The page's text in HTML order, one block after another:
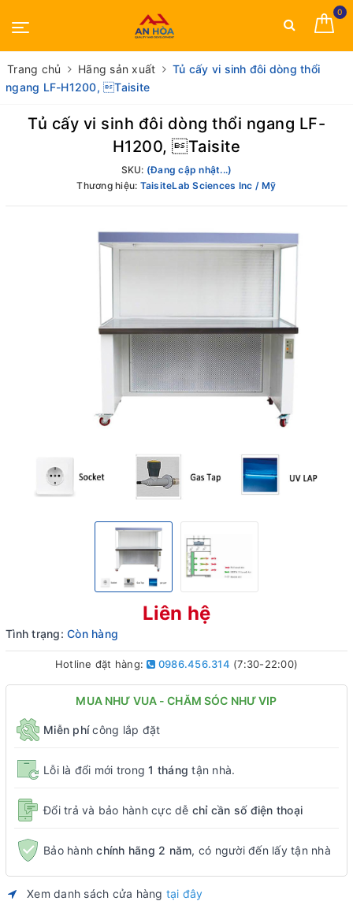
0
Trang chủ Hãng sản xuất
Tủ cấy vi sinh đôi dòng thổi
ngang LF-H1200, Taisite
Tủ cấy vi sinh đôi dòng thổi ngang LF-
H1200, Taisite
SKU: (Đang cập nhật...)
Thương hiệu: TaisiteLab Sciences Inc / Mỹ
Liên hệ
Tình trạng: Còn hàng
Hotline đặt hàng: 0986.456.314 (7:30-22:00)
MUA NHƯ VUA - CHĂM SÓC NHƯ VIP
Miễn phícông lắp đặt
Lỗi là đổi mới trong1 tháng tận nhà.
Đổi trả và bảo hành cực dễ chỉ cần số điện thoại
Bảo hànhchính hãng 2 năm, có người đến lấy tận nhà
Xem danh sách cửa hàng tại đây